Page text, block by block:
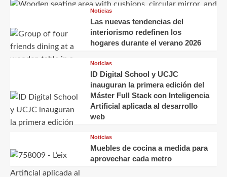
Noticias
Las nuevas tendencias del
interiorismo redefinen los
hogares durante el verano 2026
Noticias
ID Digital School y UCJC
inauguran la primera edición del
Máster Full Stack con Inteligencia
Artificial aplicada al desarrollo
web
Noticias
Muebles de cocina a medida para
aprovechar cada metro